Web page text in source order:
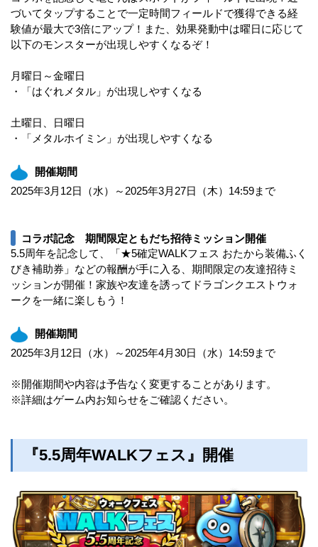
づいてタップすることで一定時間フィールドで獲得できる経
験値が最大で3倍にアップ！また、効果発動中は曜日に応じて
以下のモンスターが出現しやすくなるぞ！
月曜日～金曜日
・「はぐれメタル」が出現しやすくなる
土曜日、日曜日
・「メタルホイミン」が出現しやすくなる
開催期間
2025年3月12日（水）～2025年3月27日（木）14:59まで
コラボ記念 期間限定ともだち招待ミッション開催
5.5周年を記念して、「★5確定WALKフェス おたから装備ふく
びき補助券」などの報酬が手に入る、期間限定の友達招待ミ
ッションが開催！家族や友達を誘ってドラゴンクエストウォ
ークを一緒に楽しもう！
開催期間
2025年3月12日（水）～2025年4月30日（水）14:59まで
※開催期間や内容は予告なく変更することがあります。
※詳細はゲーム内お知らせをご確認ください。
『5.5周年WALKフェス』開催